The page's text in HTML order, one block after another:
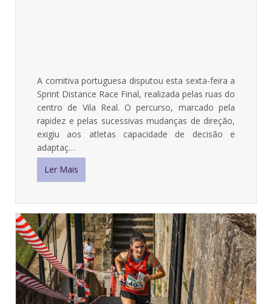
A comitiva portuguesa disputou esta sexta-feira a
Sprint Distance Race Final, realizada pelas ruas do
centro de Vila Real. O percurso, marcado pela
rapidez e pelas sucessivas mudanças de direção,
exigiu aos atletas capacidade de decisão e
adaptaç…
Ler Mais